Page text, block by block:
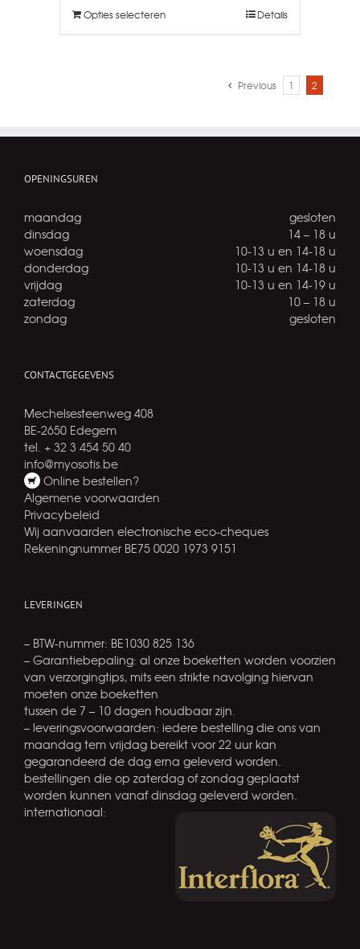
Opties selecteren Details
Previous 1 2
OPENINGSUREN
maandag
gesloten
dinsdag
14 – 18 u
woensdag
10-13 u en 14-18 u
donderdag
10-13 u en 14-18 u
vrijdag
10-13 u en 14-19 u
zaterdag
10 – 18 u
zondag
gesloten
CONTACTGEGEVENS
Mechelsesteenweg 408
BE-2650 Edegem
tel. + 32 3 454 50 40
info@myosotis.be
Online bestellen?
Algemene voorwaarden
Privacybeleid
Wij aanvaarden electronische eco-cheques
Rekeningnummer BE75 0020 1973 9151
LEVERINGEN
– BTW-nummer: BE1030 825 136
– Garantiebepaling: al onze boeketten worden voorzien
van verzorgingtips, mits een strikte navolging hiervan
moeten onze boeketten
tussen de 7 – 10 dagen houdbaar zijn.
– leveringsvoorwaarden: iedere bestelling die ons van
maandag tem vrijdag bereikt voor 22 uur kan
gegarandeerd de dag erna geleverd worden.
bestellingen die op zaterdag of zondag geplaatst
worden kunnen vanaf dinsdag geleverd worden.
internationaal: